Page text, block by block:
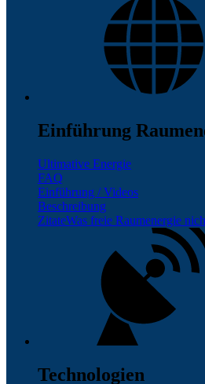
Einführung
Ultimative Energie
FAQ
Einführung / Videos
Beschreibung
ZitateWas freie Raumenergie
Technologien